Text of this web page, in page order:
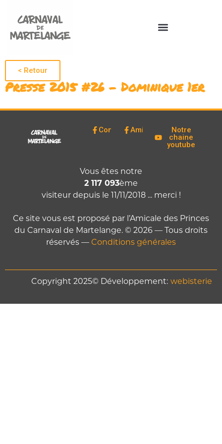
< Retour
Presse 2015 #26 – Dominique 1er
Comité Amicale
Notre
chaine
youtube
Vous êtes notre
2 117 093ème
visiteur depuis le 11/11/2018 ... merci !
Ce site vous est proposé par l’Amicale des Princes
du Carnaval de Martelange. © 2026 — Tous droits
réservés — Conditions générales
Copyright 2025© Développement: webisterie